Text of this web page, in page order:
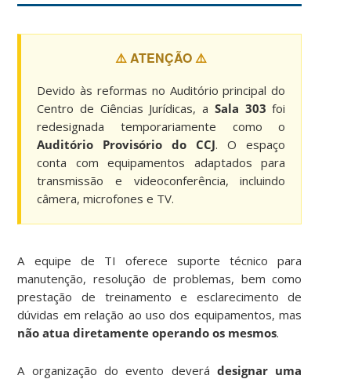
⚠️ATENÇÃO⚠️
Devido às reformas no Auditório principal do
Centro de Ciências Jurídicas, a Sala 303 foi
redesignada temporariamente como o
Auditório Provisório do CCJ. O espaço
conta com equipamentos adaptados para
transmissão e videoconferência, incluindo
câmera, microfones e TV.
A equipe de TI oferece suporte técnico para
manutenção, resolução de problemas, bem como
prestação de treinamento e esclarecimento de
dúvidas em relação ao uso dos equipamentos, mas
não atua diretamente operando os mesmos.
A organização do evento deverá designar uma